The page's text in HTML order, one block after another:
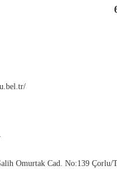
İstimlak
Cad. No:139 Çorlu/